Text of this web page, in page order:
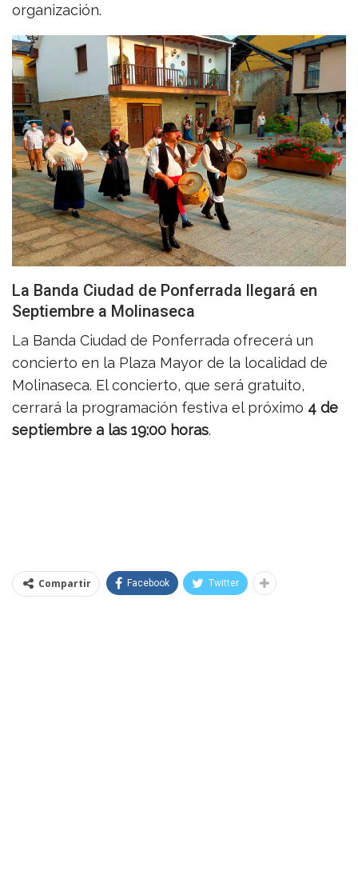
organización.
La Banda Ciudad de Ponferrada llegará en
Septiembre a Molinaseca
La Banda Ciudad de Ponferrada ofrecerá un
concierto en la Plaza Mayor de la localidad de
Molinaseca. El concierto, que será gratuito,
cerrará la programación festiva el próximo 4 de
septiembre a las 19:00 horas.
Compartir Facebook Twitter